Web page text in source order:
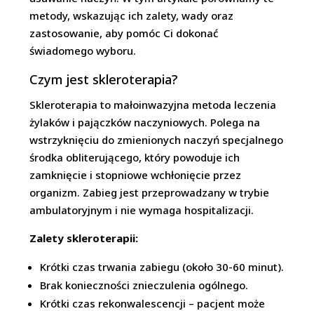
metody, wskazując ich zalety, wady oraz
zastosowanie, aby pomóc Ci dokonać
świadomego wyboru.
Czym jest skleroterapia?
Skleroterapia to małoinwazyjna metoda leczenia
żylaków i pajączków naczyniowych. Polega na
wstrzyknięciu do zmienionych naczyń specjalnego
środka obliterującego, który powoduje ich
zamknięcie i stopniowe wchłonięcie przez
organizm. Zabieg jest przeprowadzany w trybie
ambulatoryjnym i nie wymaga hospitalizacji.
Zalety skleroterapii:
Krótki czas trwania zabiegu (około 30-60 minut).
Brak konieczności znieczulenia ogólnego.
Krótki czas rekonwalescencji – pacjent może